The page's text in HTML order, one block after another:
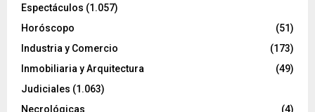
Espectáculos (1.057)
Horóscopo
(51)
Industria y Comercio
(173)
Inmobiliaria y Arquitectura
(49)
Judiciales (1.063)
Necrológicas
(4)